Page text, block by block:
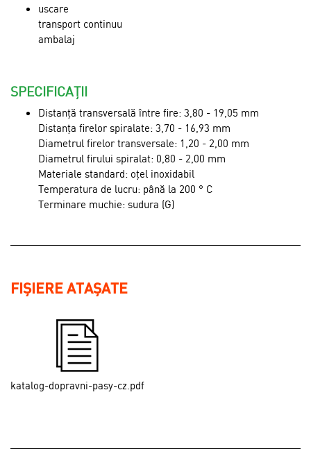
uscare
transport continuu
ambalaj
SPECIFICAȚII
Distanță transversală între fire: 3,80 - 19,05 mm
Distanța firelor spiralate: 3,70 - 16,93 mm
Diametrul firelor transversale: 1,20 - 2,00 mm
Diametrul firului spiralat: 0,80 - 2,00 mm
Materiale standard: oțel inoxidabil
Temperatura de lucru: până la 200 ° C
Terminare muchie: sudura (G)
FIȘIERE ATAȘATE
katalog-dopravni-pasy-cz.pdf